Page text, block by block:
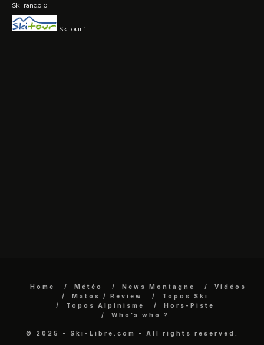
Ski rando 0
Skitour1
Home Météo News Montagne
Vidéos
Matos / Review
Topos Ski
Topos Alpinisme
Hors-Piste
Who’s who ?
© 2025 - Ski-Libre.com - All rights reserved.